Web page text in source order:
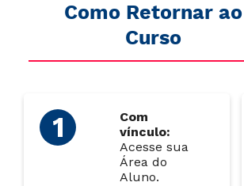
Como Retornar ao
Curso
Com
vínculo:
Acesse sua
Área do
Aluno.